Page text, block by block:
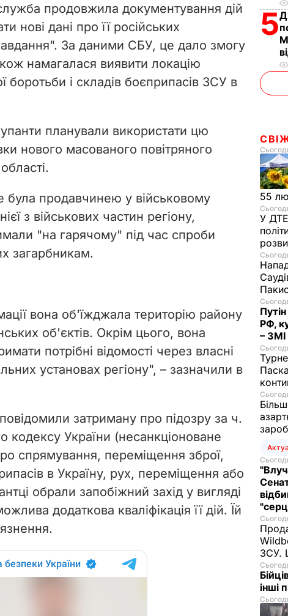
i
d
e
продовжила документування дій
нові дані про її російських
За даними СБУ, це дало змогу
намагалася виявити локацію
боротьби і складів боєприпасів ЗСУ в
планували використати цю
нового масованого повітряного
була продавчинею у військовому
з військових частин регіону,
"на гарячому" під час спроби
загарбникам.
вона об'їжджала територію району
об'єктів. Окрім цього, вона
потрібні відомості через власні
установах регіону", – зазначили в
затриману про підозру за ч.
кодексу України (несанкціоноване
спрямування, переміщення зброї,
в Україну, рух, переміщення або
обрали запобіжний захід у вигляді
додаткова кваліфікація її дій. Їй
5
55
У
РФ,
– ЗМІ
ЗСУ.
інші